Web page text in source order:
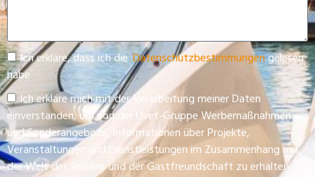
Ich erkläre, dass ich die .Datenschutzbestimmungengelesen
habe
Ich erkläre mich mit der Verarbeitung meiner Daten
einverstanden, um von der Uvet-Gruppe Werbemaßnahmen
und Sonderangebote, Informationen über Projekte,
Veranstaltungen und Dienstleistungen im Zusammenhang mit
der Welt des Reisens und der Gastfreundschaft zu erhalten.